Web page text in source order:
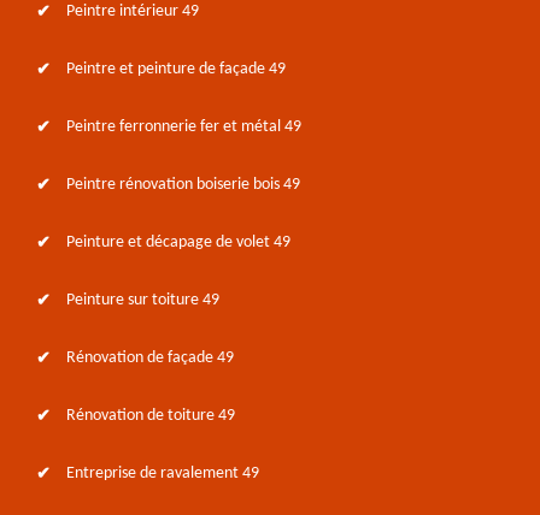
Peintre intérieur 49
Peintre et peinture de façade 49
Peintre ferronnerie fer et métal 49
Peintre rénovation boiserie bois 49
Peinture et décapage de volet 49
Peinture sur toiture 49
Rénovation de façade 49
Rénovation de toiture 49
Entreprise de ravalement 49